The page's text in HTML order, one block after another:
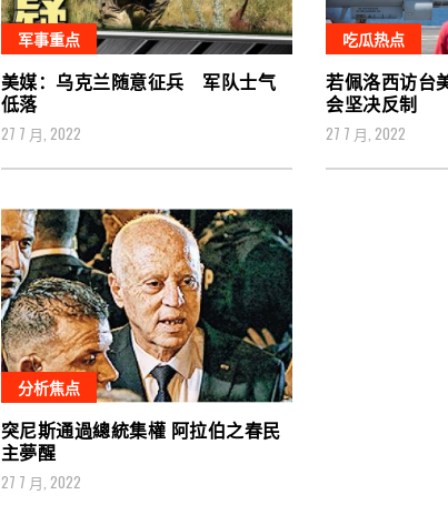
军事重点
美媒：乌克兰随意征兵 军队士气
低落
27 7 月, 2022
吃瓜热点
若佩洛西访
会坚决反制
27 7 月, 2022
分析焦点
突尼斯通過總統集權 阿拉伯之春民
主夢醒
27 7 月, 2022